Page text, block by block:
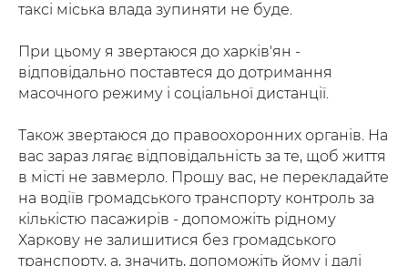
таксі міська влада зупиняти не буде.
При цьому я звертаюся до харків'ян -
відповідально поставтеся до дотримання
масочного режиму і соціальної дистанції.
Також звертаюся до правоохоронних органів. На
вас зараз лягає відповідальність за те, щоб життя
в місті не завмерло. Прошу вас, не перекладайте
на водіїв громадського транспорту контроль за
кількістю пасажирів - допоможіть рідному
Харкову не залишитися без громадського
транспорту, а, значить, допоможіть йому і далі